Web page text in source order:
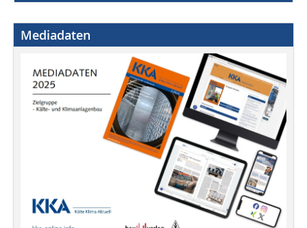
Mediadaten